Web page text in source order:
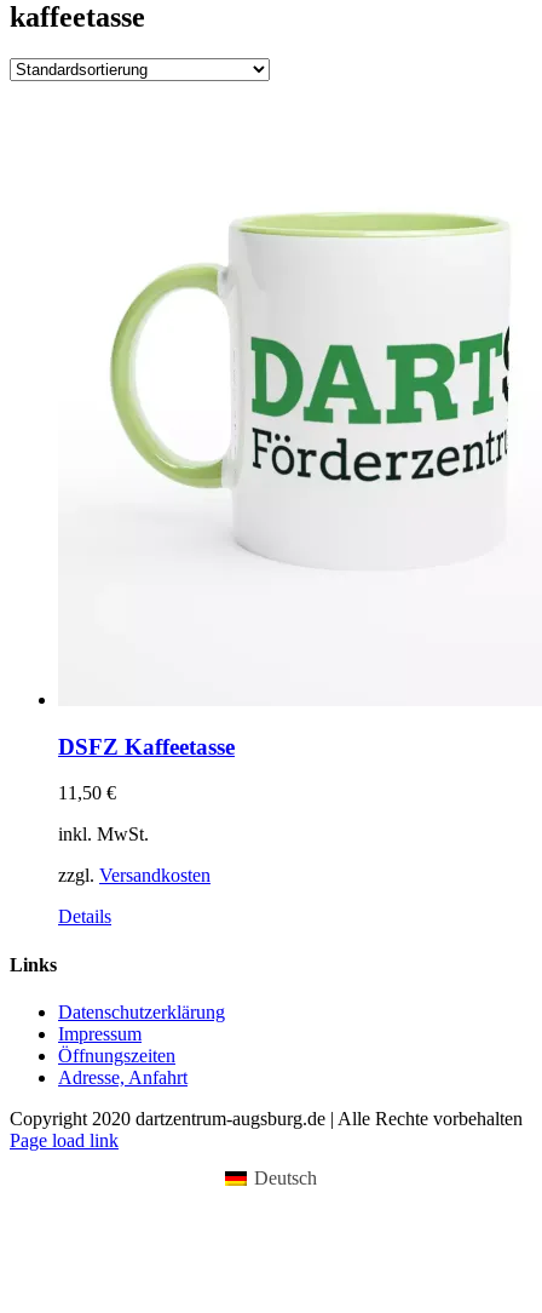
kaffeetasse
DSFZ Kaffeetasse
11,50 €
inkl. MwSt.
zzgl. Versandkosten
Dieses
Varianten
auf.
Die
Optionen
können
auf
der
Produktseite
Details
Links
Datenschutzerklärung
Impressum
Öffnungszeiten
Adresse, Anfahrt
Copyright 2020 dartzentrum-augsburg.de | Alle Rechte vorbehalten
Facebook
Instagram
YouTube
Page load link
Deutsch